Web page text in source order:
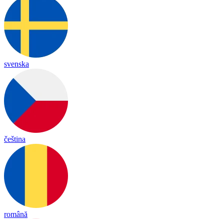
svenska
čeština
română